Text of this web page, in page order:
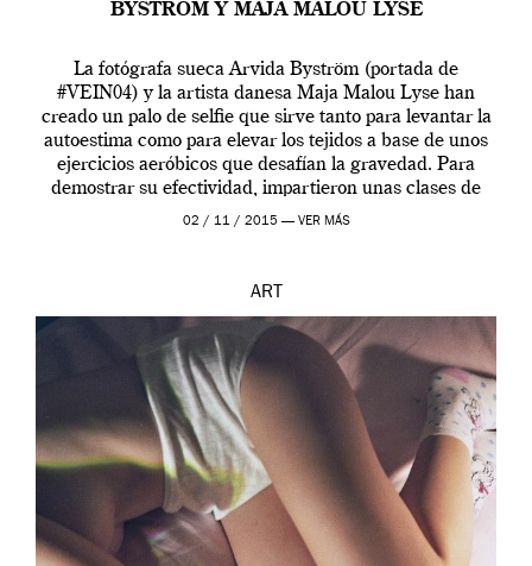
BYSTRÖM Y MAJA MALOU LYSE
La fotógrafa sueca Arvida Byström (portada de
#VEIN04) y la artista danesa Maja Malou Lyse han
creado un palo de selfie que sirve tanto para levantar la
autoestima como para elevar los tejidos a base de unos
ejercicios aeróbicos que desafían la gravedad. Para
demostrar su efectividad, impartieron unas clases de
prueba en el Tate […]
02 / 11 / 2015 — VER MÁS
ART